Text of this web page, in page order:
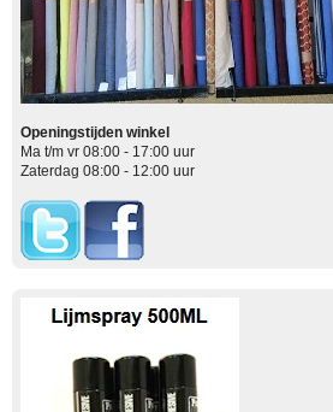
Openingstijden winkel
Ma t/m vr 08:00 - 17:00 uur
Zaterdag 08:00 - 12:00 uur